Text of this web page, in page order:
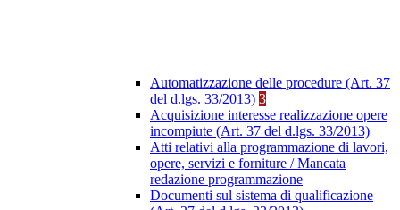
Automatizzazione delle procedure (Art. 37
del d.lgs. 33/2013) 3
Acquisizione interesse realizzazione opere
incompiute (Art. 37 del d.lgs. 33/2013)
Atti relativi alla programmazione di lavori,
opere, servizi e forniture / Mancata
redazione programmazione
Documenti sul sistema di qualificazione